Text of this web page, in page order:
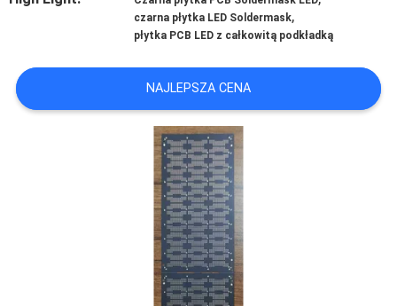
AKTUALNOŚCI
POPROSIĆ
czarna płytka LED Soldermask,
płytka PCB LED z całkowitą podkładką
NAJLEPSZA CENA